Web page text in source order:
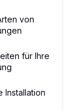
von
für Ihre
Installation